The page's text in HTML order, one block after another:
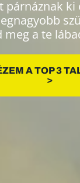
és
van
te lábadhoz
A TOP 3
>